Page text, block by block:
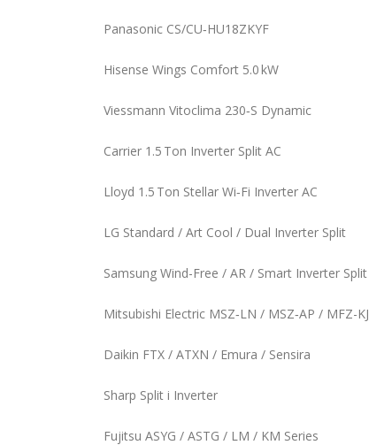
Panasonic CS/CU‑HU18ZKYF
Hisense Wings Comfort 5.0 kW
Viessmann Vitoclima 230‑S Dynamic
Carrier 1.5 Ton Inverter Split AC
Lloyd 1.5 Ton Stellar Wi‑Fi Inverter AC
LG Standard / Art Cool / Dual Inverter Split
Samsung Wind-Free / AR / Smart Inverter Split
Mitsubishi Electric MSZ‑LN / MSZ‑AP / MFZ-KJ
Daikin FTX / ATXN / Emura / Sensira
Sharp Split i Inverter
Fujitsu ASYG / ASTG / LM / KM Series